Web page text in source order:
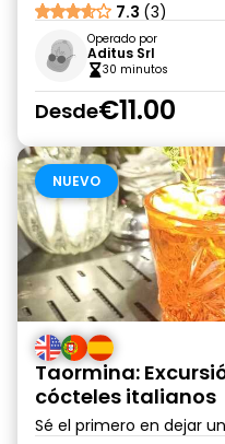
7.3 (3)
Operado por
Aditus Srl
30 minutos
Desde€11.00
NUEVO
Taormina:
cócteles italianos
Sé el primero en dejar